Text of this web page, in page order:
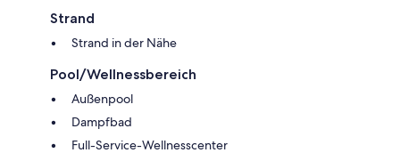
Strand
Strand in der Nähe
Pool/Wellnessbereich
Außenpool
Dampfbad
Full-Service-Wellnesscenter